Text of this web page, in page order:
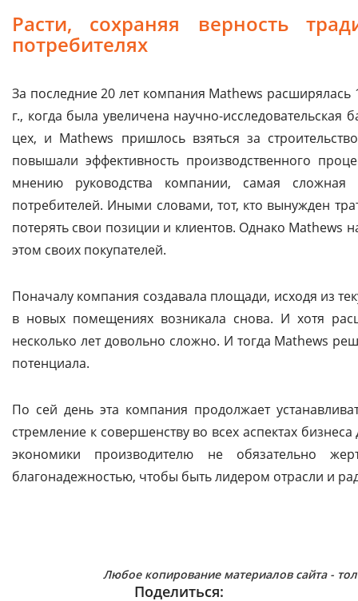
Расти, сохраняя верность
потребителях
За последние 20 лет компания Mathews
г., когда была увеличена научно-
цех, и Mathews пришлось взяться за
повышали эффективность производственного
мнению руководства компании, самая сложная
потребителей. Иными словами, тот, кто вынужден
потерять свои позиции и клиентов. Однако Mathews
этом своих покупателей.
Поначалу компания создавала площади, исходя из
в новых помещениях возникала снова. И хотя
несколько лет довольно сложно. И тогда Mathews
потенциала.
По сей день эта компания продолжает
стремление к совершенству во всех аспектах
экономики производителю не обязательно
благонадежностью, чтобы быть лидером отрасли и
Любое копирование материалов сайта -
Поделиться: